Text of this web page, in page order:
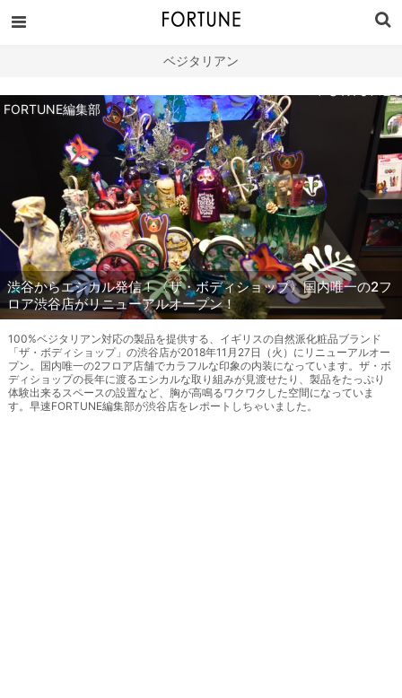
ベジタリアン
FORTUNE編集部
渋谷からエシカル発信！〈ザ・ボディショップ〉国内唯一の2フ
ロア渋谷店がリニューアルオープン！
100%ベジタリアン対応の製品を提供する、イギリスの自然派化粧品ブランド
「ザ・ボディショップ」の渋谷店が2018年11月27日（火）にリニューアルオー
プン。国内唯一の2フロア店舗でカラフルな印象の内装になっています。ザ・ボ
ディショップの長年に渡るエシカルな取り組みが見渡せたり、製品をたっぷり
体験出来るスペースの設置など、胸が高鳴るワクワクした空間になっていま
す。早速FORTUNE編集部が渋谷店をレポートしちゃいました。